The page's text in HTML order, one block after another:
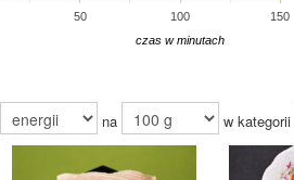
50 100 150
czas w minutach
na w kategorii